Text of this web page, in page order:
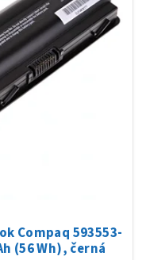
Compaq 593553-
(56 Wh), černá